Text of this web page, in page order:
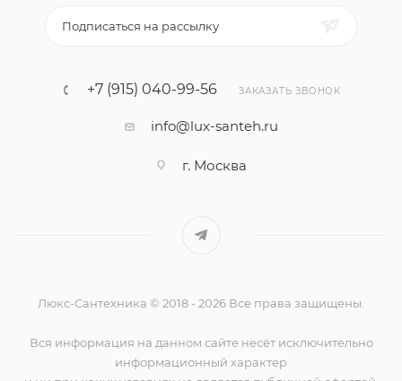
Подписаться на рассылку
+7 (915) 040-99-56 ЗАКАЗАТЬ ЗВОНОК
info@lux-santeh.ru
г. Москва
Люкс-Сантехника © 2018 - 2026 Все права защищены.
Вся информация на данном сайте несёт исключительно
информационный характер